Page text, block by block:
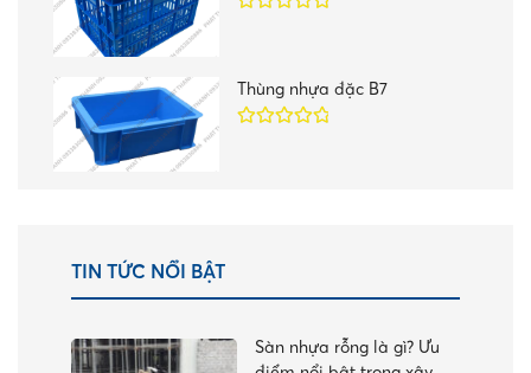
Thùng nhựa đặc B7
TIN TỨC NỔI BẬT
Sàn nhựa rỗng là gì? Ưu